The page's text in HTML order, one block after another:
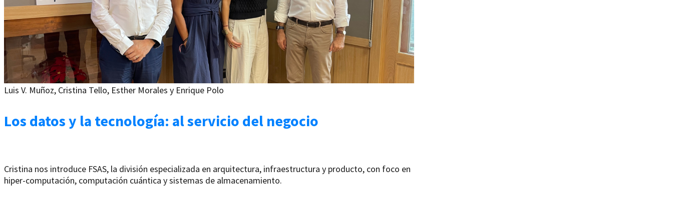
Luis V. Muñoz, Cristina Tello, Esther Morales y Enrique Polo
Los datos y la tecnología: al servicio del negocio
Cristina nos introduce FSAS, la división especializada en arquitectura, infraestructura y producto, con foco en
hiper-computación, computación cuántica y sistemas de almacenamiento.